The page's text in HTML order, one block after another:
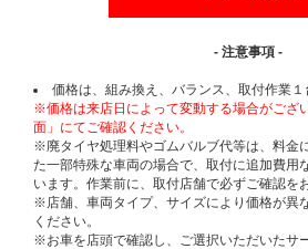
- 注意事項 -
価格は、組み換え、バランス、取付作業１
※価格は来店日によって変動する場合がござ
面」にてご確認ください。
※廃タイヤ処理料やゴムバルブ代等は、料金
た一部特殊な車両の場合で、取付に追加費用
います。作業前に、取付店舗で必ずご確認を
※店舗、車両タイプ、サイズにより価格が異
ください。
※お車を店頭で確認し、ご選択いただいたサ